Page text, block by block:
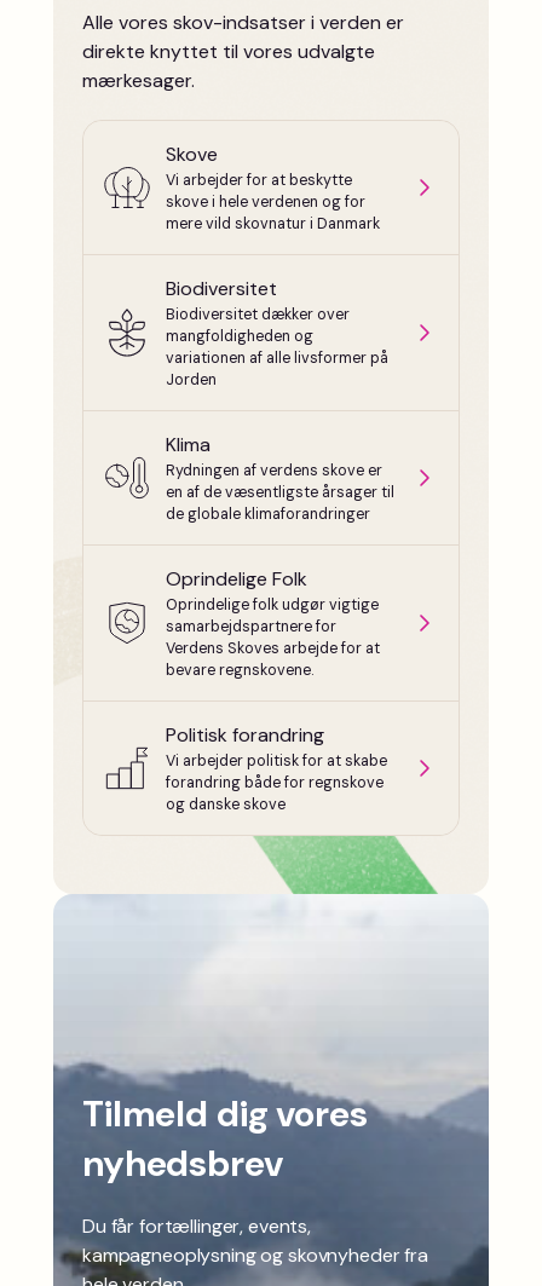
Alle vores skov-indsatser i verden er
direkte knyttet til vores udvalgte
mærkesager.
Skove
Vi arbejder for at beskytte
skove i hele verdenen og for
mere vild skovnatur i Danmark
Biodiversitet
Biodiversitet dækker over
mangfoldigheden og
variationen af alle livsformer på
Jorden
Klima
Rydningen af verdens skove er
en af de væsentligste årsager til
de globale klimaforandringer
Oprindelige Folk
Oprindelige folk udgør vigtige
samarbejdspartnere for
Verdens Skoves arbejde for at
bevare regnskovene.
Politisk forandring
Vi arbejder politisk for at skabe
forandring både for regnskove
og danske skove
Tilmeld dig vores
nyhedsbrev
Du får fortællinger, events,
kampagneoplysning og skovnyheder fra